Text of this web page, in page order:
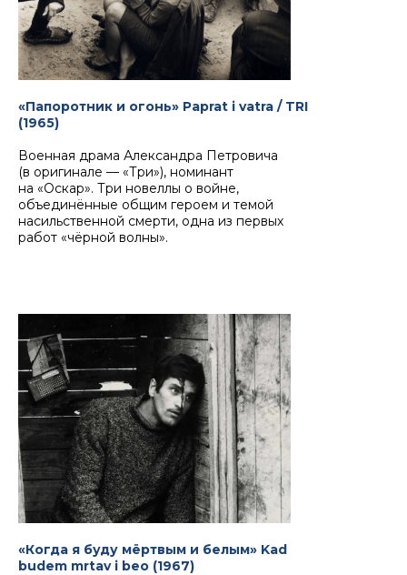
«Папоротник и огонь» Paprat i vatra / TRI
(1965)
Военная драма Александра Петровича
(в оригинале — «Три»), номинант
на «Оскар». Три новеллы о войне,
объединённые общим героем и темой
насильственной смерти, одна из первых
работ «чёрной волны».
«Когда я буду мёртвым и белым» Kad
budem mrtav i beo (1967)